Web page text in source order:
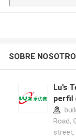
SOBRE
Lu’s
perfil
Road,
street,